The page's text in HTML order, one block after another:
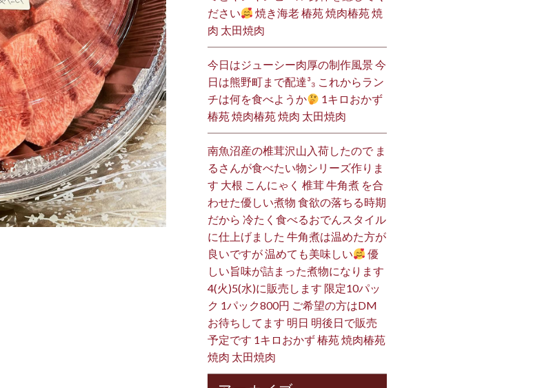
ださい
焼き海老 椿苑 焼肉椿苑 焼
肉 太田焼肉
今日はジューシー肉厚の制作風景 今
日は熊野町まで配達³₃ これからラン
チは何を食べようか
1キロおかず
椿苑 焼肉椿苑 焼肉 太田焼肉
南魚沼産の椎茸沢山入荷したので ま
るさんが食べたい物シリーズ作りま
す 大根 こんにゃく 椎茸 牛角煮 を合
わせた優しい煮物 食欲の落ちる時期
だから 冷たく食べるおでんスタイル
に仕上げました 牛角煮は温めた方が
良いですが 温めても美味しい
優
しい旨味が詰まった煮物になります
4(火)5(水)に販売します 限定10パッ
ク 1パック800円 ご希望の方はDM
お待ちしてます 明日 明後日で販売
予定です 1キロおかず 椿苑 焼肉椿苑
焼肉 太田焼肉